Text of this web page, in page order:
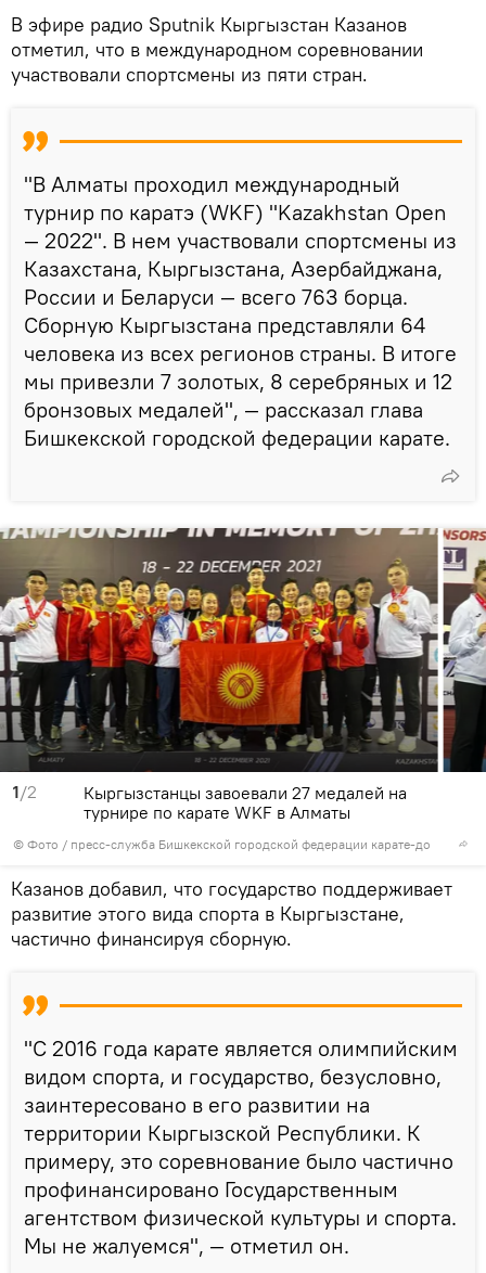
В эфире радио Sputnik Кыргызстан Казанов
отметил, что в международном соревновании
участвовали спортсмены из пяти стран.
"В Алматы проходил международный
турнир по каратэ (WKF) "Kazakhstan Open
— 2022". В нем участвовали спортсмены из
Казахстана, Кыргызстана, Азербайджана,
России и Беларуси — всего 763 борца.
Сборную Кыргызстана представляли 64
человека из всех регионов страны. В итоге
мы привезли 7 золотых, 8 серебряных и 12
бронзовых медалей", — рассказал глава
Бишкекской городской федерации карате.
1/2
© Фото / пресс-служба Бишкекской городской федерации карате-до
Кыргызстанцы завоевали 27 медалей на
турнире по карате WKF в Алматы
Казанов добавил, что государство поддерживает
развитие этого вида спорта в Кыргызстане,
частично финансируя сборную.
"С 2016 года карате является олимпийским
видом спорта, и государство, безусловно,
заинтересовано в его развитии на
территории Кыргызской Республики. К
примеру, это соревнование было частично
профинансировано Государственным
агентством физической культуры и спорта.
Мы не жалуемся", — отметил он.